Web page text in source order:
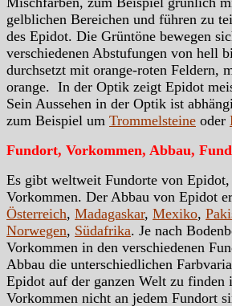
gelblichen Bereichen und führen zu
des Epidot. Die Grüntöne bewegen
verschiedenen Abstufungen von hell
durchsetzt mit orange-roten Feldern,
orange. In der Optik zeigt Epidot
Sein Aussehen in der Optik ist
zum Beispiel um Trommelsteine oder
Fundort, Vorkommen, Abbau,
Es gibt weltweit Fundorte von
Vorkommen. Der Abbau von Epidot
Österreich, Madagaskar, Mexiko,
Norwegen, Südafrika. Je nach
Vorkommen in den verschiedenen
Abbau die unterschiedlichen
Epidot auf der ganzen Welt zu finden
Vorkommen nicht an jedem Fundort